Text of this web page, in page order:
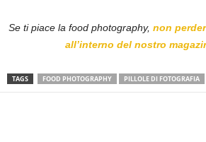
Se ti piace la food photography, non
all’interno del nostro
TAGS FOOD PHOTOGRAPHY PILLOLE DI FOTOGRAFIA